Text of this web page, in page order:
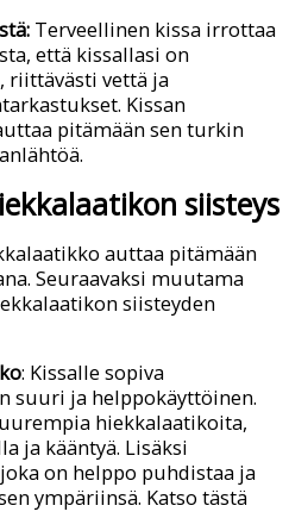
Terveellinen kissa irrottaa
että kissallasi on
riittävästi vettä ja
Kissan
pitämään sen turkin
siisteys
auttaa pitämään
Seuraavaksi muutama
siisteyden
: Kissalle sopiva
suuri ja helppokäyttöinen.
hiekkalaatikoita,
ja kääntyä. Lisäksi
on helppo puhdistaa ja
ympäriinsä. Katso tästä